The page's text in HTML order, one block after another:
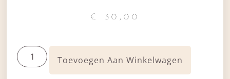
€ 30,00
Toevoegen Aan Winkelwagen